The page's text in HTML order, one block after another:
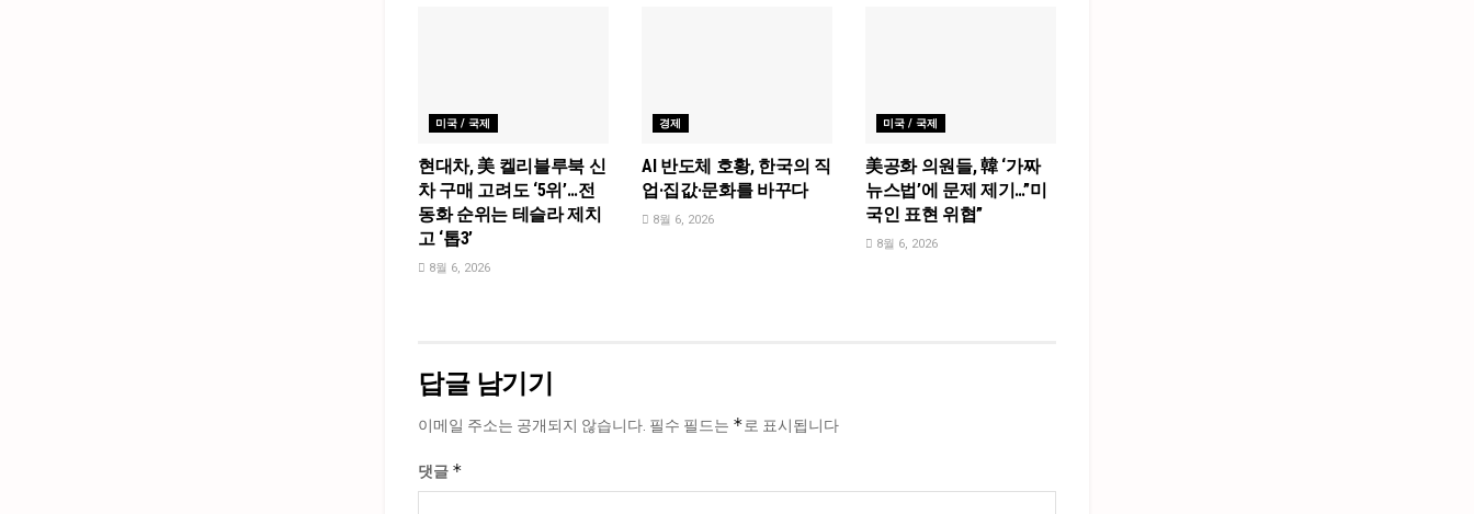
미국 / 국제
현대차, 美 켈리블루북 신
차 구매 고려도 ‘5위’…전
동화 순위는 테슬라 제치
고 ‘톱3’
8월 6, 2026
경제
AI 반도체 호황, 한국의 직
업·집값·문화를 바꾸다
8월 6, 2026
미국 / 국제
美공화 의원들, 韓 ‘가짜
뉴스법’에 문제 제기…”미
국인 표현 위협”
8월 6, 2026
답글 남기기
이메일 주소는 공개되지 않습니다. 필수 필드는 *로 표시됩니다
댓글 *